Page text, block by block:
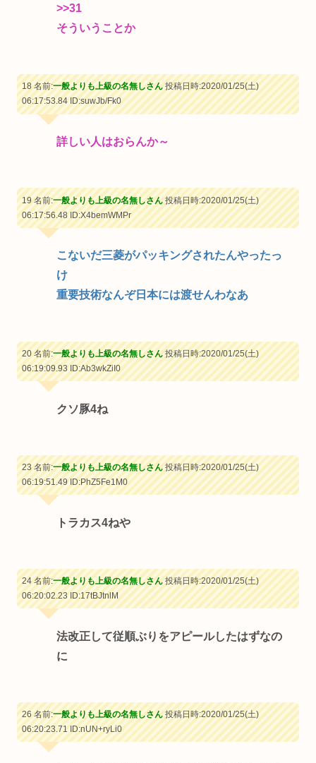
>>31
そういうことか
18 名前:一般よりも上級の名無しさん投稿日時:2020/01/25(土)
06:17:53.84ID:suwJb/Fk0
詳しい人はおらんか～
19 名前:一般よりも上級の名無しさん投稿日時:2020/01/25(土)
06:17:56.48ID:X4bemWMPr
こないだ三菱がパッキングされたんやったっ
け
重要技術なんぞ日本には渡せんわなあ
20 名前:一般よりも上級の名無しさん投稿日時:2020/01/25(土)
06:19:09.93ID:Ab3wkZiI0
クソ豚4ね
23 名前:一般よりも上級の名無しさん投稿日時:2020/01/25(土)
06:19:51.49ID:PhZ5Fe1M0
トラカス4ねや
24 名前:一般よりも上級の名無しさん投稿日時:2020/01/25(土)
06:20:02.23ID:17tBJtnlM
法改正して従順ぶりをアピールしたはずなの
に
26 名前:一般よりも上級の名無しさん投稿日時:2020/01/25(土)
06:20:23.71ID:nUN+ryLi0